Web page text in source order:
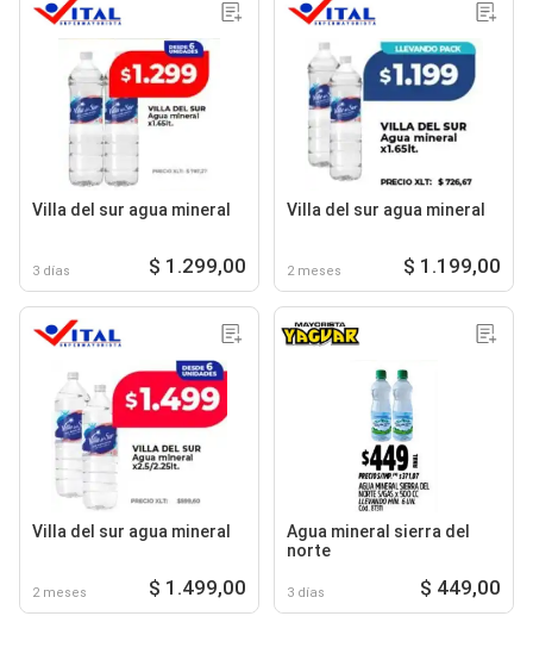
Villa del sur agua mineral
3 días $ 1.299,00
Villa del sur agua mineral
2 meses $ 1.199,00
Villa del sur agua mineral
2 meses $ 1.499,00
Agua mineral sierra del
norte
3 días $ 449,00